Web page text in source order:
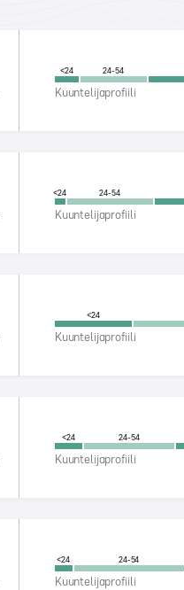
<24 24-54
Kuuntelijaprofiili
<24 24-54
Kuuntelijaprofiili
<24
Kuuntelijaprofiili
<24 24-54
Kuuntelijaprofiili
<24 24-54
Kuuntelijaprofiili